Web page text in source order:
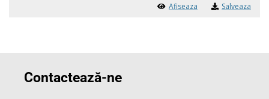
Afiseaza Salveaza